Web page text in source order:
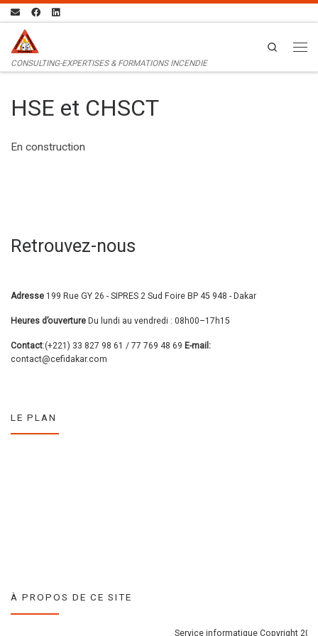
Passer au contenu
CONSULTING-EXPERTISES & FORMATIONS INCENDIE
Search
HSE et CHSCT
En construction
Retrouvez-nous
Adresse 199 Rue GY 26 - SIPRES 2 Sud Foire BP 45 948 - Dakar
Heures d’ouverture Du lundi au vendredi : 08h00–17h15
Contact:(+221) 33 827 98 61 / 77 769 48 69 E-mail:
contact@cefidakar.com
LE PLAN
À PROPOS DE CE SITE
Service informatique Copyright